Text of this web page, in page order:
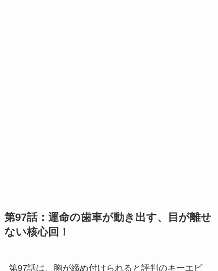
第97話：運命の歯車が動き出す、目が離せ
ない核心回！
第97話は、胸が締め付けられると評判のキーエピ